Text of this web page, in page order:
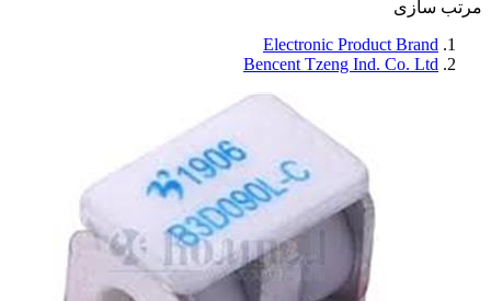
مرتب سازی
Electronic Product Brand
Bencent Tzeng Ind. Co. Ltd